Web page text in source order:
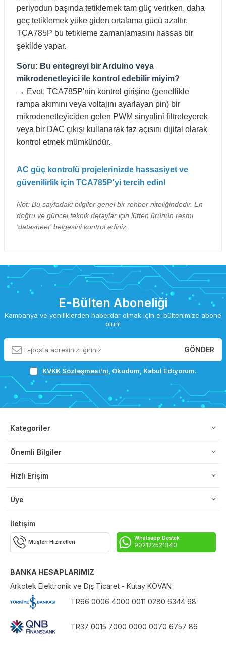
periyodun başında tetiklemek tam güç verirken, daha
geç tetiklemek yüke giden ortalama gücü azaltır.
TCA785P bu tetikleme zamanlamasını hassas bir
şekilde yapar.
Soru: Bu entegreyi bir Arduino veya
mikrodenetleyici ile kontrol edebilir miyim?
→ Evet, TCA785P'nin kontrol girişine (genellikle
rampa akımını veya voltajını ayarlayan pin) bir
mikrodenetleyiciden gelen PWM sinyalini filtreleyerek
veya bir DAC çıkışı kullanarak faz açısını dijital olarak
kontrol etmek mümkündür.
AC güç kontrolü projelerinizde hassasiyet ve
güvenilirlik için TCA785P'yi tercih edin!
Not: Bu sayfadaki bilgiler genel bir rehber niteliğindedir. En
doğru ve güncel teknik detaylar için lütfen ürünün resmi
'datasheet' belgesini kontrol ediniz.
E-Bülten Aboneliği
Kampanya ve yeniliklerden haberdar olmak için e-bültenimize abone
olun!
GÖNDER
KVKK Sözleşmesi'ni , Okudum, Kabul Ediyorum.
Kategoriler
Önemli Bilgiler
Hızlı Erişim
Üye
İletişim
Müşteri Hizmetleri
Whatsapp Destek
902122521340
BANKA HESAPLARIMIZ
Arkotek Elektronik ve Dış Ticaret - Kutay KOVAN
TR66 0006 4000 0011 0280 6344 68
TR37 0015 7000 0000 0070 6757 86